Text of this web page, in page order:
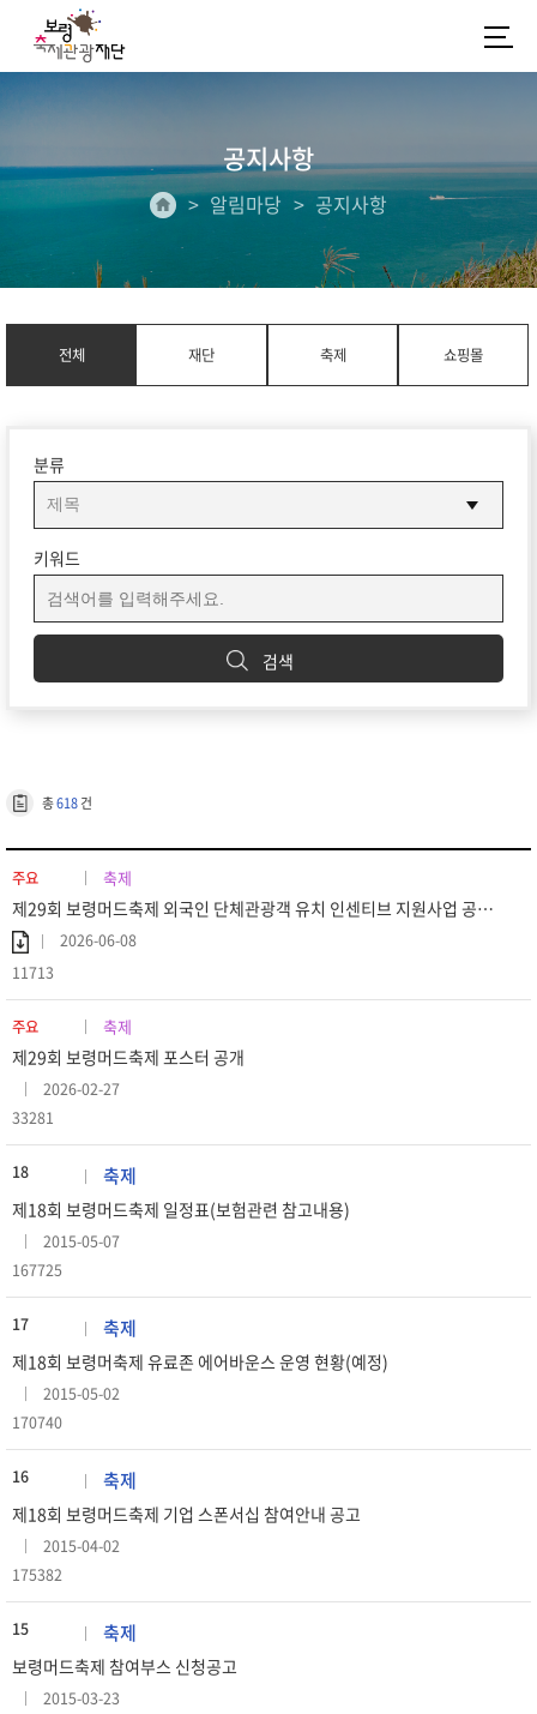
공지사항
알림마당 공지사항
전체 재단 축제 쇼핑몰
분류
키워드
검색
총618건
주요 축제
제29회 보령머드축제 외국인 단체관광객 유치 인센티브 지원사업 공고 (재공고)
2026-06-08
11713
주요 축제
제29회 보령머드축제 포스터 공개
2026-02-27
33281
18 축제
제18회 보령머드축제 일정표(보험관련 참고내용)
2015-05-07
167725
17 축제
제18회 보령머축제 유료존 에어바운스 운영 현황(예정)
2015-05-02
170740
16 축제
제18회 보령머드축제 기업 스폰서십 참여안내 공고
2015-04-02
175382
15 축제
보령머드축제 참여부스 신청공고
2015-03-23